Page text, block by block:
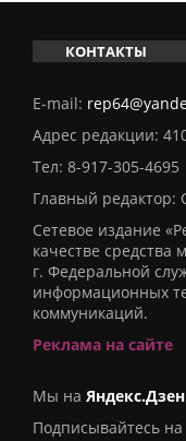
КОНТАКТЫ
E-mail:
Адрес редакции:
Тел: 8-917-305-4695
Главный редактор:
Сетевое издание
качестве
г. Федеральной
информационных
коммуникаций.
Реклама на сайте
Мы на Яндекс.Дзен
Подписывайтесь